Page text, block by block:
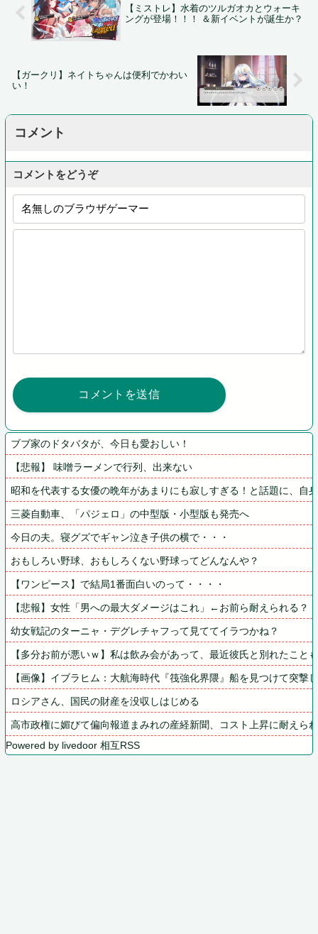
【ミストレ】水着のツルガオカとウォーキ
ングが登場！！！ ＆新イベントが誕生か？
【ガークリ】ネイトちゃんは便利でかわい
い！
コメント
コメントをどうぞ
ブブ家のドタバタが、今日も愛おしい！
【悲報】 味噌ラーメンで行列、出来ない
昭和を代表する女優の晩年があまりにも寂しすぎる！と話題に、
三菱自動車、「パジェロ」の中型版・小型版も発売へ
今日の夫。寝グズでギャン泣き子供の横で・・・
おもしろい野球、おもしろくない野球ってどんなんや？
【ワンピース】で結局1番面白いのって・・・・
【悲報】女性「男への最大ダメージはこれ」←お前ら耐えられる？
幼女戦記のターニャ・デグレチャフって見ててイラつかね？
【多分お前が悪いｗ】私は飲み会があって、最近彼氏と別れたこと
【画像】イブラヒム：大航海時代『筏強化界隈』船を見つけて突撃
ロシアさん、国民の財産を没収しはじめる
高市政権に媚びて偏向報道まみれの産経新聞、コスト上昇に耐えら
Powered by livedoor 相互RSS